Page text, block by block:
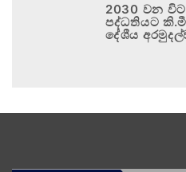
2030 වන
පද්ධතියට
දේශීය